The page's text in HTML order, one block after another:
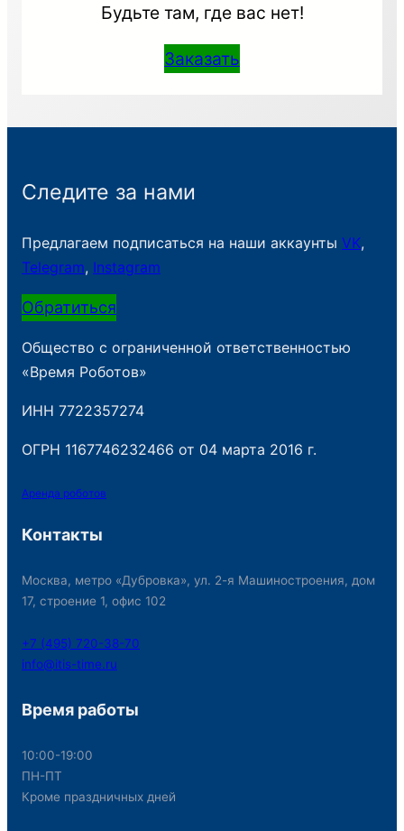
Будьте там, где вас нет!
Заказать
Следите за нами
Предлагаем подписаться на наши аккаунты VK,
Telegram, Instagram
Обратиться
Общество с ограниченной ответственностью
«Время Роботов»
ИНН 7722357274
ОГРН 1167746232466 от 04 марта 2016 г.
Аренда роботов
Контакты
Москва, метро «Дубровка», ул. 2-я Машиностроения, дом
17, строение 1, офис 102
+7 (495) 720-38-70
info@itis-time.ru
Время работы
10:00-19:00
ПН-ПТ
Кроме праздничных дней